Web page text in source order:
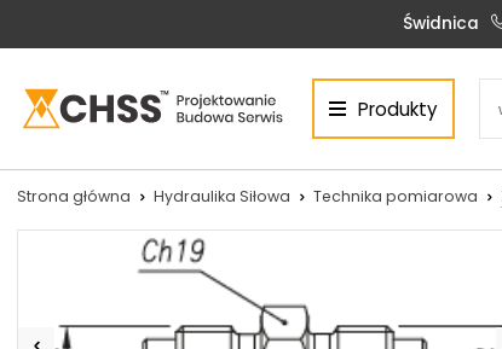
Centrum Hydrauliki Siłowej Świdnica
CHSS.PL DAWID WOŹNY
Siłowniki:
Serwis:
Świdnica
Produkty
Strona główna Hydraulika Siłowa Technika pomiarowa